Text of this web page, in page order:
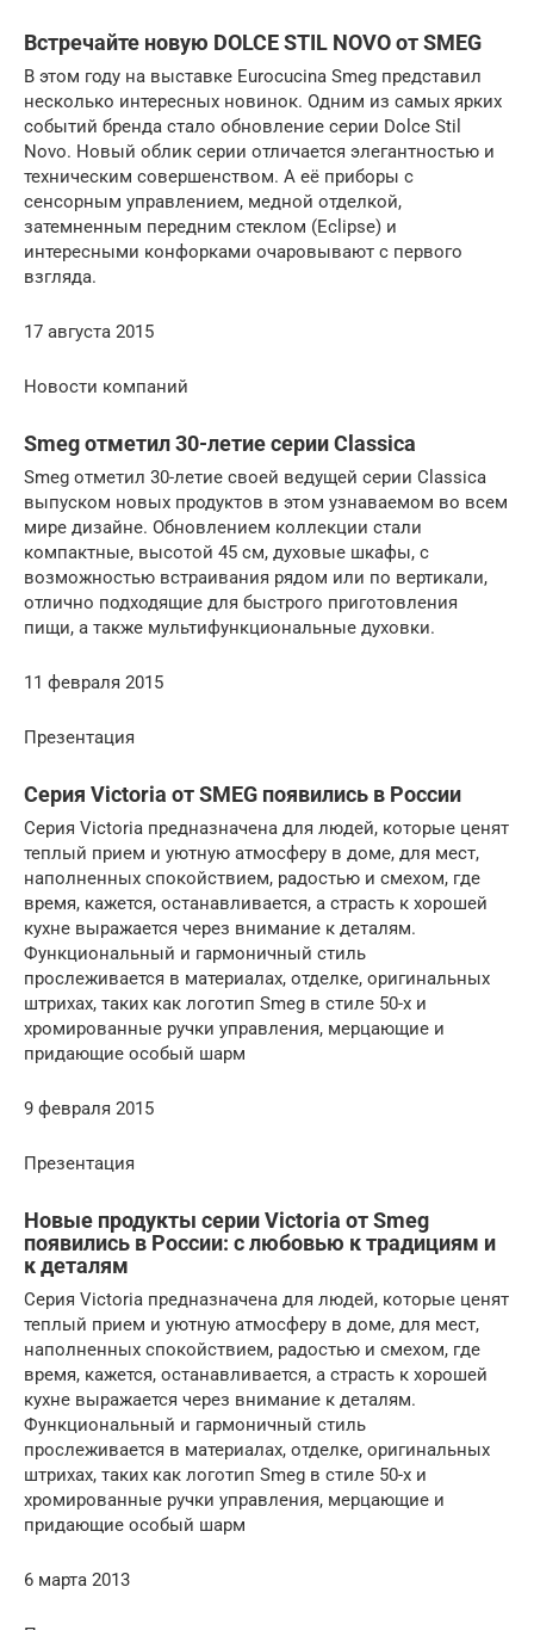
Встречайте новую DOLCE STIL NOVO от SMEG
В этом году на выставке Eurocucina Smeg представил
несколько интересных новинок. Одним из самых ярких
cобытий бренда стало обновление серии Dolce Stil
Novo. Новый облик серии отличается элегантностью и
техническим совершенством. А её приборы с
сенсорным управлением, медной отделкой,
затемненным передним стеклом (Eclipse) и
интересными конфорками очаровывают с первого
взгляда.
17 августа 2015
Новости компаний
Smeg отметил 30-летие серии Classica
Smeg отметил 30-летие своей ведущей серии Classica
выпуском новых продуктов в этом узнаваемом во всем
мире дизайне. Обновлением коллекции стали
компактные, высотой 45 см, духовые шкафы, с
возможностью встраивания рядом или по вертикали,
отлично подходящие для быстрого приготовления
пищи, а также мультифункциональные духовки.
11 февраля 2015
Презентация
Серия Victoria от SMEG появились в России
Серия Victoria предназначена для людей, которые ценят
теплый прием и уютную атмосферу в доме, для мест,
наполненных спокойствием, радостью и смехом, где
время, кажется, останавливается, а страсть к хорошей
кухне выражается через внимание к деталям.
Функциональный и гармоничный стиль
прослеживается в материалах, отделке, оригинальных
штрихах, таких как логотип Smeg в стиле 50-х и
хромированные ручки управления, мерцающие и
придающие особый шарм
9 февраля 2015
Презентация
Новые продукты серии Victoria от Smeg
появились в России: с любовью к традициям и
к деталям
Серия Victoria предназначена для людей, которые ценят
теплый прием и уютную атмосферу в доме, для мест,
наполненных спокойствием, радостью и смехом, где
время, кажется, останавливается, а страсть к хорошей
кухне выражается через внимание к деталям.
Функциональный и гармоничный стиль
прослеживается в материалах, отделке, оригинальных
штрихах, таких как логотип Smeg в стиле 50-х и
хромированные ручки управления, мерцающие и
придающие особый шарм
6 марта 2013